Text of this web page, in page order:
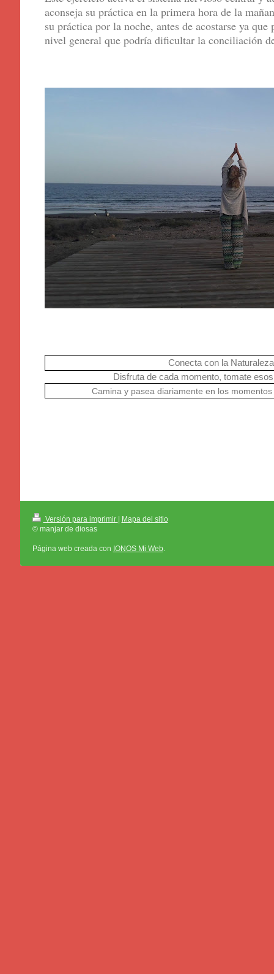
aconseja su práctica en la primera hora de la
su práctica por la noche, antes de acostarse ya que
nivel general que podría dificultar la conciliación
Conecta con la Naturaleza
Disfruta de cada momento, tomate
Camina y pasea diariamente en los
Versión para imprimir
Mapa del sitio
© manjar de diosas
Página web creada con IONOS Mi Web.